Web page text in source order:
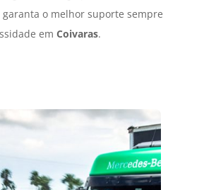
o melhor suporte sempre
em Coivaras.